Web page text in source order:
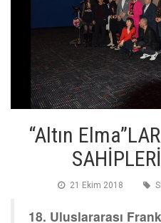
“Altın
21 Ekim 2018
18. Uluslararası